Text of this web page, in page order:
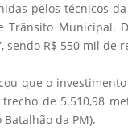
pelos técnicos
Trânsito Municipal.
sendo R$ 550 mil de
que o
de 5.510,98
Batalhão da PM).